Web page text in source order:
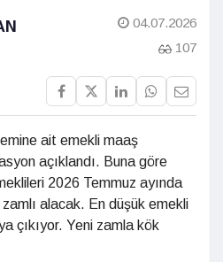
04.07.2026
107
ait emekli maaş
açıklandı. Buna göre
2026 Temmuz ayında
alacak. En düşük emekli
çıkıyor. Yeni zamla kök